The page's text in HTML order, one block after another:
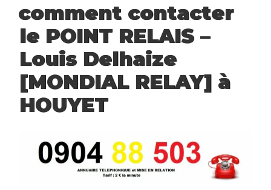
comment contacter
le POINT RELAIS –
Louis Delhaize
[MONDIAL RELAY] à
HOUYET